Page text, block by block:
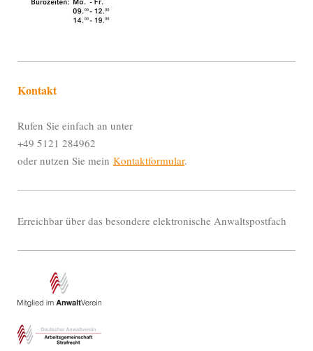
Kontakt
Rufen Sie einfach an unter
+49 5121 284962
oder nutzen Sie mein Kontaktformular.
Erreichbar über das besondere elektronische Anwaltspostfach